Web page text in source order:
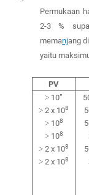
Permukaan
2-3 %
memanjang
yaitu
PV
> 10”
> 2 x 108
>108
>108
> 2 x 108
> 2 x 108